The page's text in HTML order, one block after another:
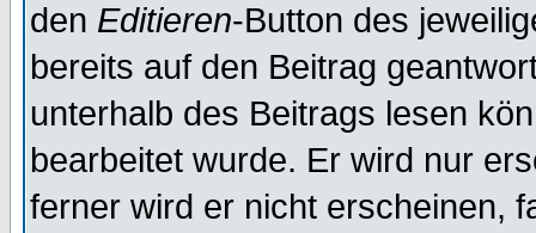
den Editieren-Button des
bereits auf den Beitrag
unterhalb des Beitrags lesen
bearbeitet wurde. Er wird nur
ferner wird er nicht erscheinen,